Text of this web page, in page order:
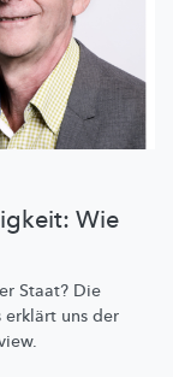
Wie
Staat? Die
erklärt uns der